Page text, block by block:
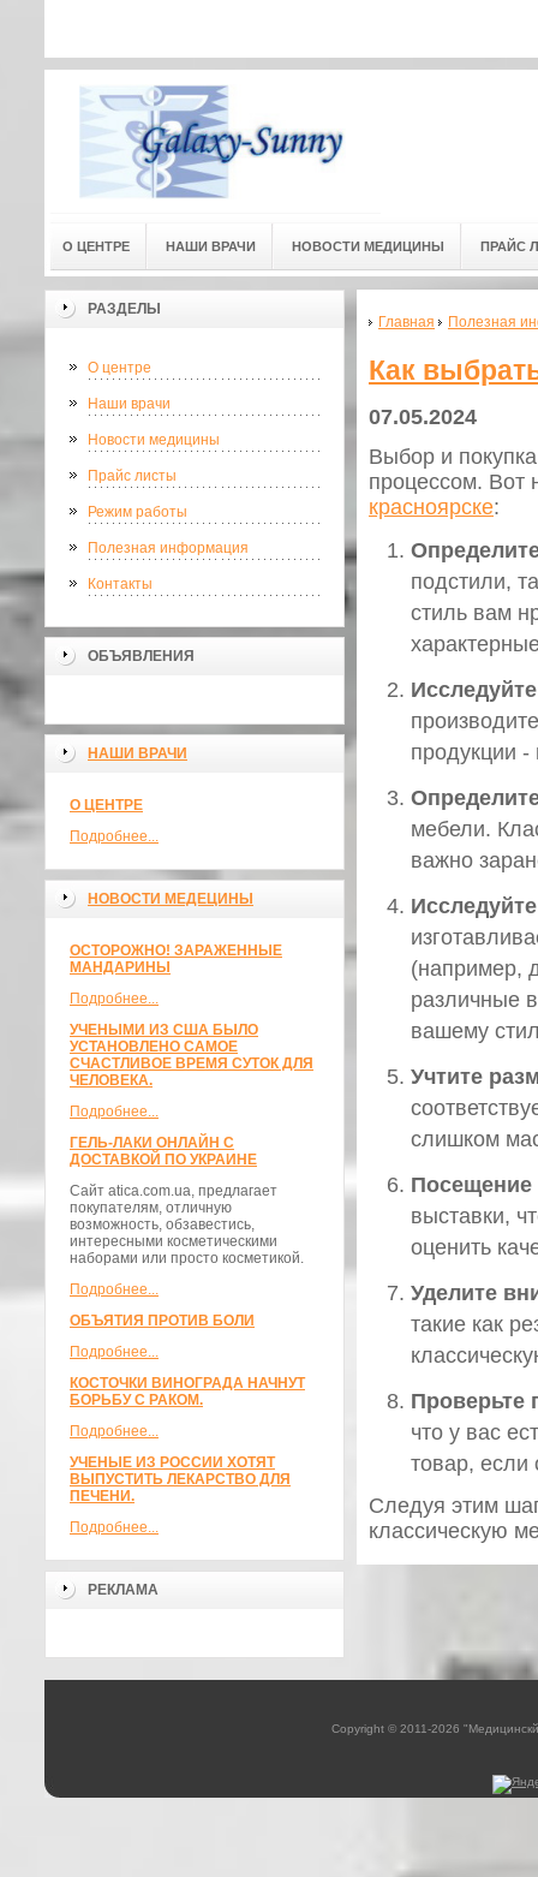
О ЦЕНТРЕ НАШИ ВРАЧИ НОВОСТИ МЕДИЦИНЫ ПРАЙС
РАЗДЕЛЫ
О центре
Наши врачи
Новости медицины
Прайс листы
Режим работы
Полезная информация
Контакты
ОБЪЯВЛЕНИЯ
НАШИ ВРАЧИ
О ЦЕНТРЕ
Подробнее...
НОВОСТИ МЕДЕЦИНЫ
ОСТОРОЖНО! ЗАРАЖЕННЫЕ
МАНДАРИНЫ
Подробнее...
УЧЕНЫМИ ИЗ США БЫЛО
УСТАНОВЛЕНО САМОЕ
СЧАСТЛИВОЕ ВРЕМЯ СУТОК ДЛЯ
ЧЕЛОВЕКА.
Подробнее...
ГЕЛЬ-ЛАКИ ОНЛАЙН С
ДОСТАВКОЙ ПО УКРАИНЕ
Сайт atica.com.ua, предлагает
покупателям, отличную
возможность, обзавестись,
интересными косметическими
наборами или просто косметикой.
Подробнее...
ОБЪЯТИЯ ПРОТИВ БОЛИ
Подробнее...
КОСТОЧКИ ВИНОГРАДА НАЧНУТ
БОРЬБУ С РАКОМ.
Подробнее...
УЧЕНЫЕ ИЗ РОССИИ ХОТЯТ
ВЫПУСТИТЬ ЛЕКАРСТВО ДЛЯ
ПЕЧЕНИ.
Подробнее...
РЕКЛАМА
Главная Полезная
Как
07.05.2024
Выбор и
процессом. Вот
красноярске:
подстили,
стиль вам
продукции
мебели.
важно
(например,
различные
вашему
Учтите
слишком
Посещение
выставки,
оценить
Уделите
такие как
Проверьте
что у вас
товар, если
Следуя этим
классическую
Copyright © 2011-2026